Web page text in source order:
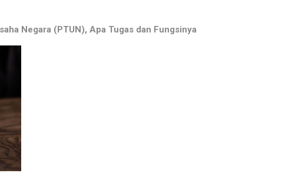
Negara (PTUN), Apa Tugas dan Fungsinya